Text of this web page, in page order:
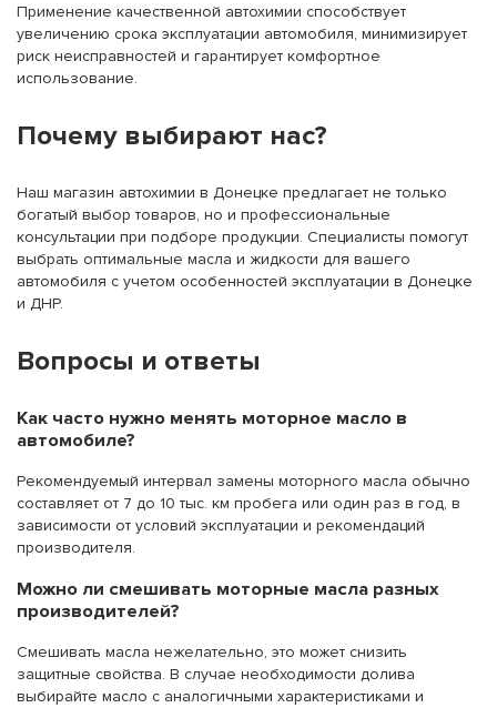
Применение качественной автохимии способствует
увеличению срока эксплуатации автомобиля, минимизирует
риск неисправностей и гарантирует комфортное
использование.
Почему выбирают нас?
Наш магазин автохимии в Донецке предлагает не только
богатый выбор товаров, но и профессиональные
консультации при подборе продукции. Специалисты помогут
выбрать оптимальные масла и жидкости для вашего
автомобиля с учетом особенностей эксплуатации в Донецке
и ДНР.
Вопросы и ответы
Как часто нужно менять моторное масло в
автомобиле?
Рекомендуемый интервал замены моторного масла обычно
составляет от 7 до 10 тыс. км пробега или один раз в год, в
зависимости от условий эксплуатации и рекомендаций
производителя.
Можно ли смешивать моторные масла разных
производителей?
Смешивать масла нежелательно, это может снизить
защитные свойства. В случае необходимости долива
выбирайте масло с аналогичными характеристиками и